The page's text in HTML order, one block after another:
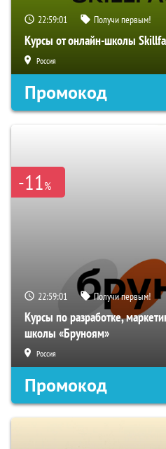
22:59:00 Получи первым!
Курсы от онлайн-школы
Россия
Промокод
-11%
22:59:00 Получи первым!
Курсы по разработке,
школы «Бруноям»
Россия
Промокод